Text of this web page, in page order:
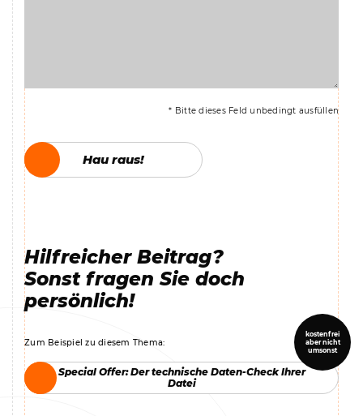
* Bitte dieses Feld unbedingt ausfüllen
Hau raus!
Hau raus!
Hilfreicher Beitrag?
Sonst fragen Sie doch
persönlich!
Zum Beispiel zu diesem Thema:
kostenfrei
aber nicht
umsonst
Special Offer: Der technische Daten-Check Ihrer
Datei
Special Offer: Der technische Daten-Check Ihrer
Datei